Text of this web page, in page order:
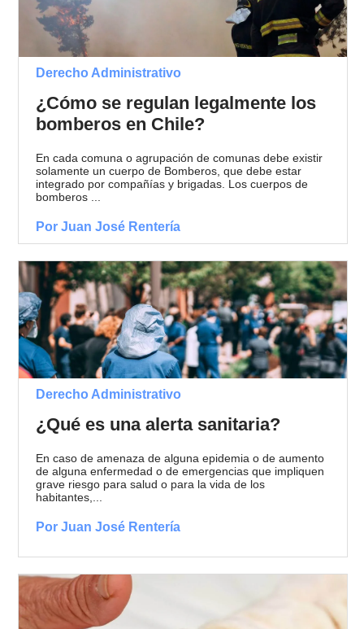
Derecho Administrativo
¿Cómo se regulan legalmente los
bomberos en Chile?
En cada comuna o agrupación de comunas debe existir
solamente un cuerpo de Bomberos, que debe estar
integrado por compañías y brigadas. Los cuerpos de
bomberos ...
Por Juan José Rentería
Derecho Administrativo
¿Qué es una alerta sanitaria?
En caso de amenaza de alguna epidemia o de aumento
de alguna enfermedad o de emergencias que impliquen
grave riesgo para salud o para la vida de los
habitantes,...
Por Juan José Rentería